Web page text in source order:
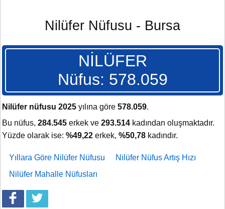
Nilüfer Nüfusu - Bursa
NİLÜFER
Nüfus: 578.059
Nilüfer nüfusu 2025 yılına göre 578.059.
Bu nüfus, 284.545 erkek ve 293.514 kadından oluşmaktadır.
Yüzde olarak ise: %49,22 erkek, %50,78 kadındır.
Yıllara Göre Nilüfer Nüfusu
Nilüfer Nüfus Artış Hızı
Nilüfer Mahalle Nüfusları